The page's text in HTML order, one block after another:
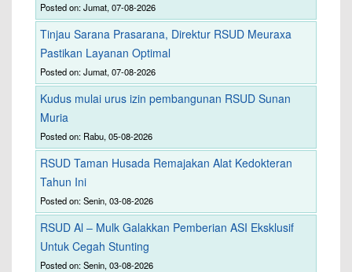
Posted on: Jumat, 07-08-2026
Tinjau Sarana Prasarana, Direktur RSUD Meuraxa
Pastikan Layanan Optimal
Posted on: Jumat, 07-08-2026
Kudus mulai urus izin pembangunan RSUD Sunan
Muria
Posted on: Rabu, 05-08-2026
RSUD Taman Husada Remajakan Alat Kedokteran
Tahun Ini
Posted on: Senin, 03-08-2026
RSUD Al – Mulk Galakkan Pemberian ASI Eksklusif
Untuk Cegah Stunting
Posted on: Senin, 03-08-2026